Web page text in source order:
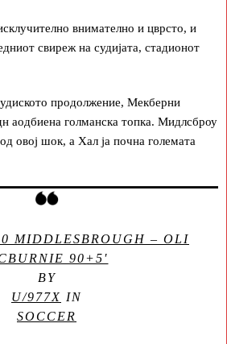
внимателно и цврсто, и
свиреж на судијата, стадионот
продолжение, Мекберни
аодбиена голманска топка. Мидлсброу
овој шок, а Хал ја почна големата
MIDDLESBROUGH – OLI
90+5′
BY
U/977X IN
SOCCER